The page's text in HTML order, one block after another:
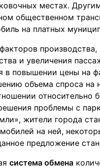
местах.
общественном
на платных
и увеличения
в повышении цены на
объема спроса на
относительно
проблемы с
жители города
на ней,
предложение
система обмена